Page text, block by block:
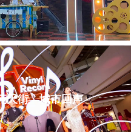
天街—城市回声